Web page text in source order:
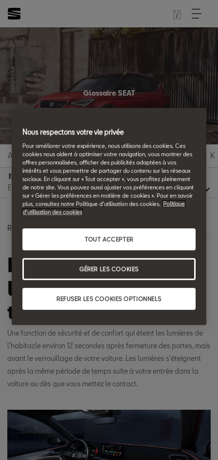
Glossaire SEAT
A B C D E F G H I J K
E
Recherche
Éclairage de
l'habitacle
temporisé
Une fonction de sécurité et de confort qui éteint les lumières de
l'habitacle environ 12 secondes après fermeture des portes, mais
avant le verrouillage de votre voiture. Les lumières s'éteignent
après la même période de temps suite à votre entrée dans la
voiture ou dès que vous mettez le contact.
Nous respectons votre vie privée
Pour améliorer votre expérience, nous utilisons des cookies. Ces
cookies nous aident à optimiser votre navigation, vous montrer des
offres personnalisées, afficher des publicités adaptées à vos
intérêts et vous permettre de partager du contenu sur les réseaux
sociaux. En cliquant sur « Tout accepter », vous profitez pleinement
de notre site. Vous pouvez aussi ajuster vos préférences en cliquant
sur « Gérer les préférences en matière de cookies ». Pour en savoir
plus, consultez notre Politique d’utilisation des cookies. Politique
d’utilisation des cookies
REFUSER LES COOKIES OPTIONNELS
TOUT ACCEPTER
GÉRER LES COOKIES